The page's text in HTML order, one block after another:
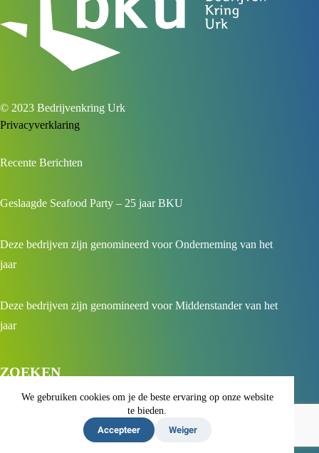
We gebruiken cookies om je de beste ervaring op onze website
te bieden.
Accepteer
Weiger
© 2023 Bedrijvenkring Urk
Privacyverklaring
Recente Berichten
Geslaagde Seafood Party – 25 jaar BKU
Deze bedrijven zijn genomineerd voor Onderneming van het
jaar
Deze bedrijven zijn genomineerd voor Middenstander van het
jaar
ZOEKEN